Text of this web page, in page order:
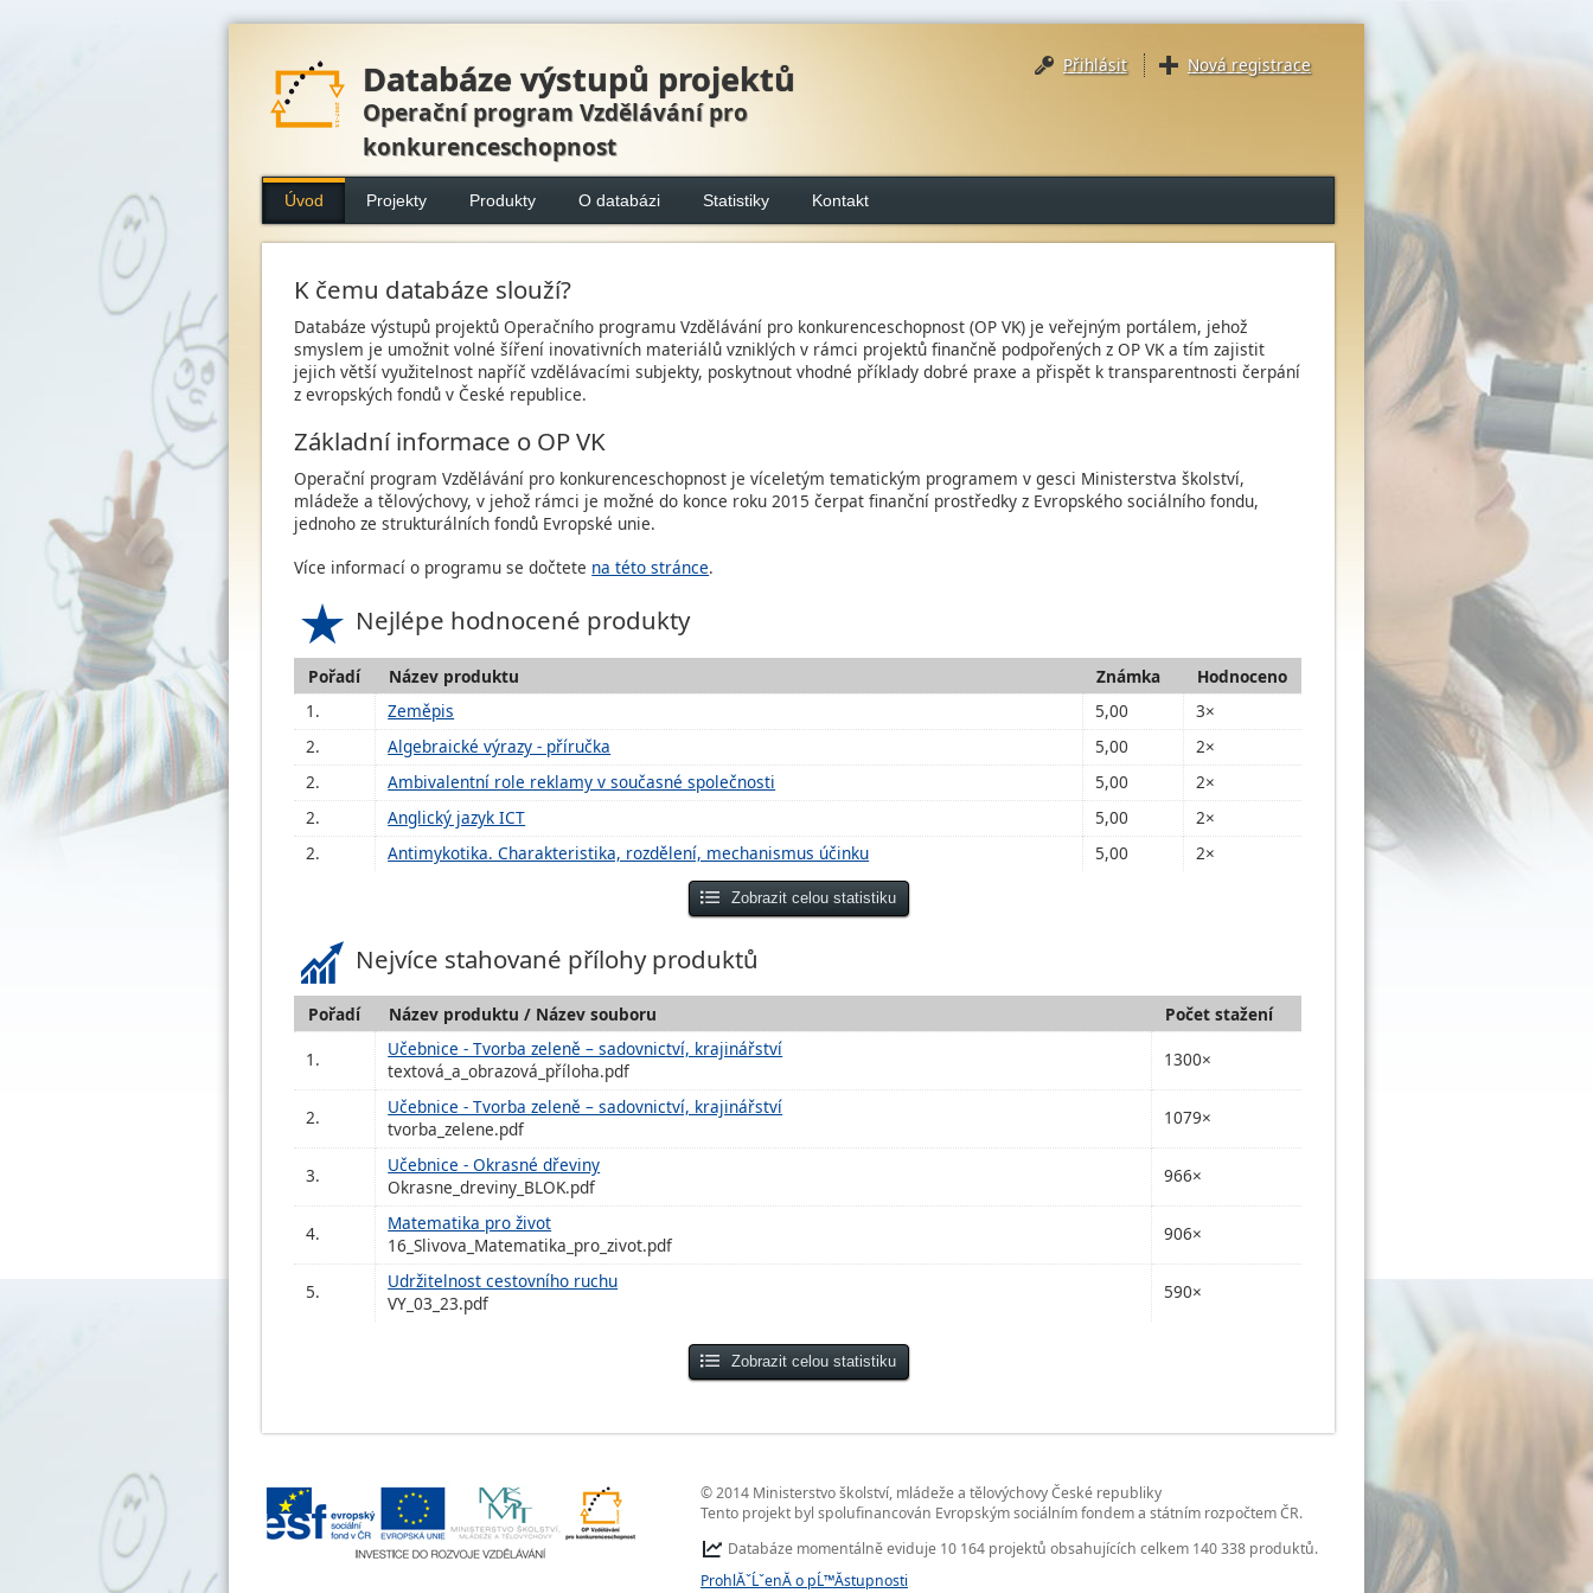
Databáze výstupů projektů
Operační program Vzdělávání pro
konkurenceschopnost
Přihlásit Nová registrace
Úvod Projekty Produkty O databázi Statistiky Kontakt
K čemu databáze slouží?
Databáze výstupů projektů Operačního programu Vzdělávání pro konkurenceschopnost (OP VK) je veřejným portálem, jehož
smyslem je umožnit volné šíření inovativních materiálů vzniklých v rámci projektů finančně podpořených z OP VK a tím zajistit
jejich větší využitelnost napříč vzdělávacími subjekty, poskytnout vhodné příklady dobré praxe a přispět k transparentnosti čerpání
z evropských fondů v České republice.
Základní informace o OP VK
Operační program Vzdělávání pro konkurenceschopnost je víceletým tematickým programem v gesci Ministerstva školství,
mládeže a tělovýchovy, v jehož rámci je možné do konce roku 2015 čerpat finanční prostředky z Evropského sociálního fondu,
jednoho ze strukturálních fondů Evropské unie.
Více informací o programu se dočtete na této stránce.
Nejlépe hodnocené produkty
Pořadí Název produktu Známka
Hodnoceno
1.
Zeměpis 5,00
3×
2.
Algebraické výrazy - příručka 5,00
2×
2.
Ambivalentní role reklamy v současné společnosti 5,00
2×
2.
Anglický jazyk ICT 5,00
2×
2.
Antimykotika. Charakteristika, rozdělení, mechanismus účinku 5,00 2×
Zobrazit celou statistiku
Nejvíce stahované přílohy produktů
Pořadí Název produktu / Název souboru
Počet stažení
1.
Učebnice - Tvorba zeleně – sadovnictví, krajinářství
textová_a_obrazová_příloha.pdf
1300×
2.
Učebnice - Tvorba zeleně – sadovnictví, krajinářství
tvorba_zelene.pdf
1079×
3.
Učebnice - Okrasné dřeviny
Okrasne_dreviny_BLOK.pdf
966×
4.
Matematika pro život
16_Slivova_Matematika_pro_zivot.pdf
906×
5.
Udržitelnost cestovního ruchu
VY_03_23.pdf
590×
Zobrazit celou statistiku
© 2014 Ministerstvo školství, mládeže a tělovýchovy České republiky
Tento projekt byl spolufinancován Evropským sociálním fondem a státním rozpočtem ČR.
Databáze momentálně eviduje 10 164 projektů obsahujících celkem 140 338 produktů.
ProhlĂˇĹˇenĂ­ o pĹ™Ă­stupnosti